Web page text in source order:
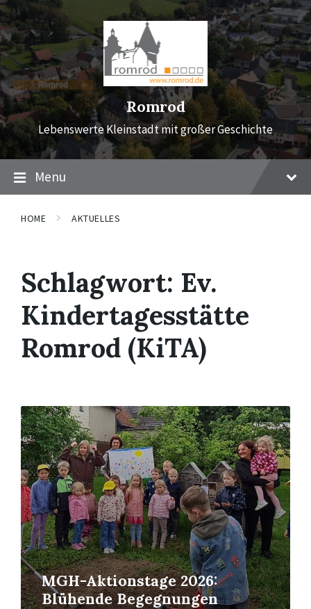
Skip
to
content
Skip
to
main
navigation
Skip
to
footer
Romrod
Lebenswerte Kleinstadt mit großer Geschichte
Menu
HOME AKTUELLES
Schlagwort: Ev.
Kindertagesstätte
Romrod (KiTA)
MGH-Aktionstage 2026:
Blühende Begegnungen
Read
More